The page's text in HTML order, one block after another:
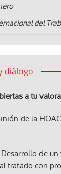
del
diálogo
a tu
de la
de
tratado con